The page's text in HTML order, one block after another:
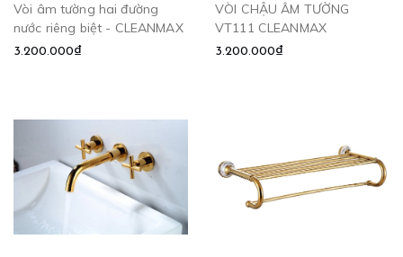
Vòi âm tường hai đường
nước riêng biệt - CLEANMAX
3.200.000₫
VÒI CHẬU ÂM TƯỜNG
VT111 CLEANMAX
3.200.000₫